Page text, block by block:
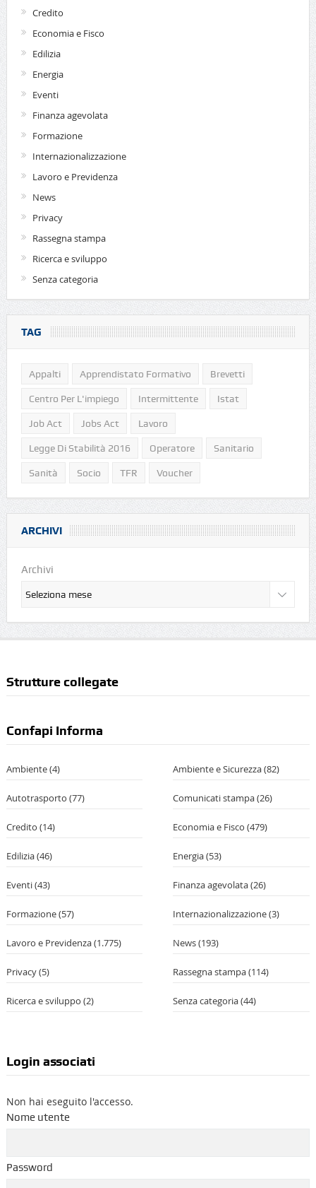
Credito
Economia e Fisco
Edilizia
Energia
Eventi
Finanza agevolata
Formazione
Internazionalizzazione
Lavoro e Previdenza
News
Privacy
Rassegna stampa
Ricerca e sviluppo
Senza categoria
TAG
Appalti Apprendistato Formativo Brevetti
Centro Per L'impiego Intermittente Istat
Job Act Jobs Act Lavoro
Legge Di Stabilità 2016 Operatore Sanitario
Sanità Socio TFR Voucher
ARCHIVI
Archivi
Strutture collegate
Confapi Informa
Ambiente(4) Ambiente e Sicurezza(82)
Autotrasporto (77) Comunicati stampa(26)
Credito (14) Economia e Fisco (479)
Edilizia(46) Energia(53)
Eventi(43) Finanza agevolata(26)
Formazione(57) Internazionalizzazione(3)
Lavoro e Previdenza(1.775) News(193)
Privacy(5) Rassegna stampa(114)
Ricerca e sviluppo (2) Senza categoria(44)
Login associati
Non hai eseguito l'accesso.
Nome utente
Password